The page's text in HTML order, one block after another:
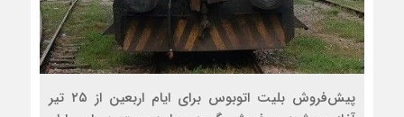
پیش‌فروش بلیت اتوبوس برای ایام اربعین از ۲۵ تیر